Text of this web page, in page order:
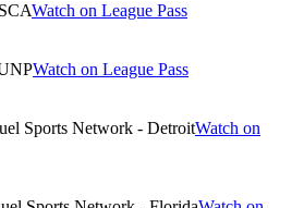
Watch on League Pass
Watch on League Pass
Sports Network - DetroitWatch on